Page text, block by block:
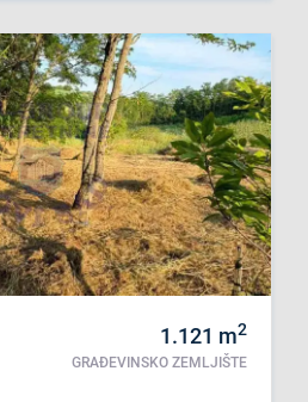
1.121 m2
GRAĐEVINSKO ZEMLJIŠTE